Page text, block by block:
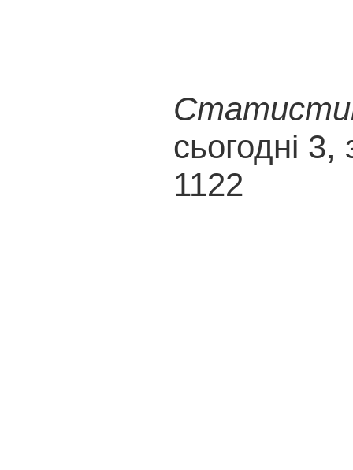
сьогодні 3,
1122